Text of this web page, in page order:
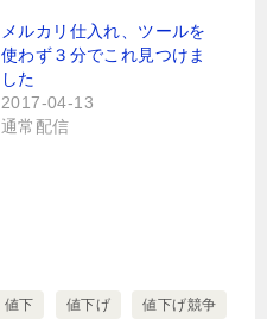
メルカリ仕入れ、ツールを
使わず３分でこれ見つけま
した
2017-04-13
通常配信
値下 値下げ 値下げ競争